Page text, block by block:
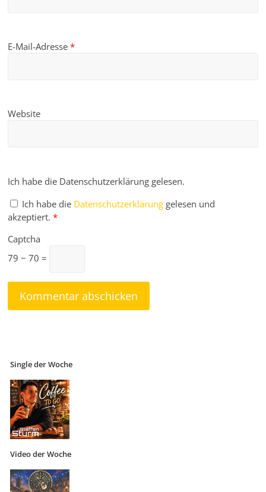
E-Mail-Adresse*
Website
Ich habe die Datenschutzerklärung gelesen.
Ich habe die Datenschutzerklärung gelesen und
akzeptiert. *
Captcha
79 − 70 =
Single der Woche
Video der Woche